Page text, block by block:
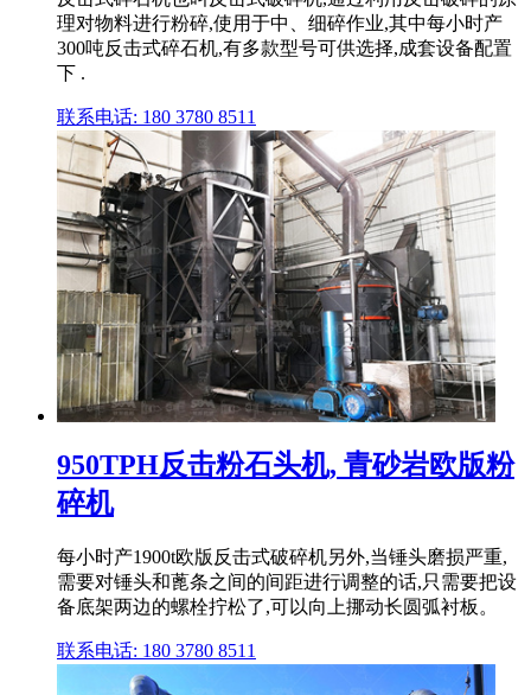
理对物料进行粉碎,使用于中、细碎作业,其中每小时产
300吨反击式碎石机,有多款型号可供选择,成套设备配置
下 .
联系电话: 180 3780 8511
950TPH反击粉石头机, 青砂岩欧版粉
碎机
每小时产1900t欧版反击式破碎机另外,当锤头磨损严重,
需要对锤头和蓖条之间的间距进行调整的话,只需要把设
备底架两边的螺栓拧松了,可以向上挪动长圆弧衬板。
联系电话: 180 3780 8511